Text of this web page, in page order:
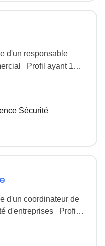
d'un responsable
Profil ayant 10
Sécurité
d'un coordinateur de
d'entreprises Profil